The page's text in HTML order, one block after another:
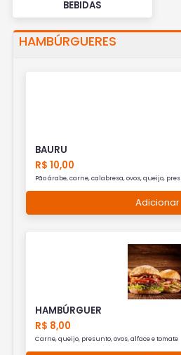
BEBIDAS
HAMBÚRGUERES
BAURU
R$ 10,00
Pão árabe, carne, calabresa, ovos, queijo,
Adicionar
HAMBÚRGUER
R$ 8,00
Carne, queijo, presunto, ovos, alface e tomate